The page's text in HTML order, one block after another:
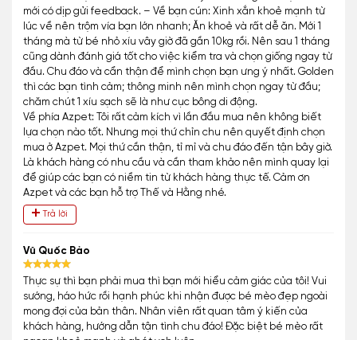
mới có dịp gửi feedback. – Về bạn cún: Xinh xắn khoẻ mạnh từ
lúc về nên trộm vía bạn lớn nhanh; Ăn khoẻ và rất dễ ăn. Mới 1
tháng mà từ bé nhỏ xíu vây giờ đã gần 10kg rồi. Nên sau 1 tháng
cũng dành đánh giá tốt cho việc kiểm tra và chọn giống ngay từ
đầu. Chu đáo và cẩn thận để mình chọn bạn ưng ý nhất. Golden
thì các bạn tình cảm; thông minh nên mình chọn ngay từ đầu;
chăm chút 1 xíu sạch sẽ là như cục bông di động.
Về phía Azpet: Tôi rất cảm kích vì lần đầu mua nên không biết
lựa chọn nào tốt. Nhưng mọi thứ chỉn chu nên quyết định chọn
mua ở Azpet. Mọi thứ cần thận, tỉ mỉ và chu đáo đến tận bây giờ.
Là khách hàng có nhu cầu và cần tham khảo nên mình quay lại
để giúp các bạn có niềm tin từ khách hàng thực tế. Cảm ơn
Azpet và các bạn hỗ trợ Thế và Hằng nhé.
Trả lời
Vũ Quốc Bảo
Thực sự thì bạn phải mua thì bạn mới hiểu cảm giác của tôi! Vui
sướng, háo hức rồi hạnh phúc khi nhận được bé mèo đẹp ngoài
mong đợi của bản thân. Nhân viên rất quan tâm ý kiến của
khách hàng, hướng dẫn tận tình chu đáo! Đặc biệt bé mèo rất